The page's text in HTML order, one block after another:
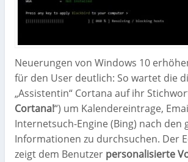
Neuerungen von Windows 10
für den User deutlich: So wartet die
„Assistentin“ Cortana auf ihr
Cortana!“) um Kalendereintrage,
Internetsuch-Engine (Bing) nach den
Informationen zu durchsuchen. Der
zeigt dem Benutzer personalisierte